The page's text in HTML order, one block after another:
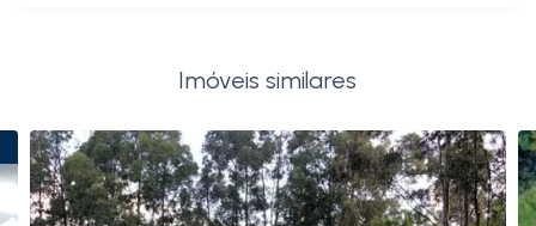
Imóveis similares